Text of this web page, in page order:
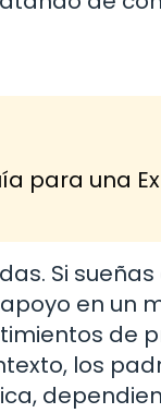
para una
Si sueñas
en un
de
los